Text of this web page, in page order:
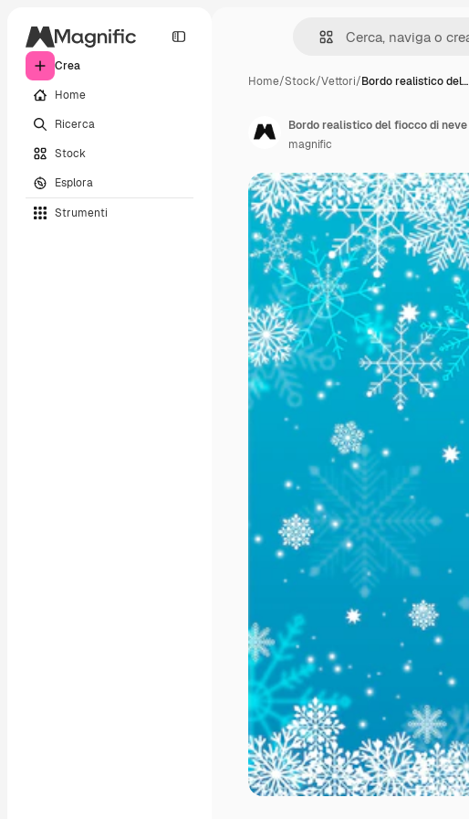
Crea
Home
Ricerca
Stock
Esplora
Strumenti
Home/Stock/Vettori/Bordo realistico del…
Bordo realistico del fiocco di neve
magnific